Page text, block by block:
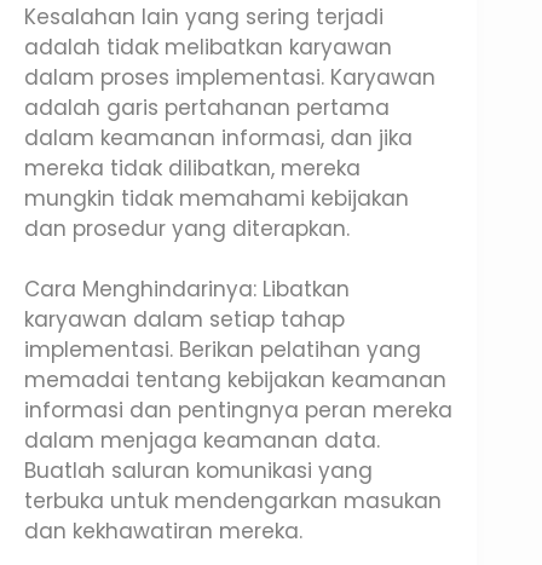
Kesalahan lain yang sering terjadi
adalah tidak melibatkan karyawan
dalam proses implementasi. Karyawan
adalah garis pertahanan pertama
dalam keamanan informasi, dan jika
mereka tidak dilibatkan, mereka
mungkin tidak memahami kebijakan
dan prosedur yang diterapkan.
Cara Menghindarinya: Libatkan
karyawan dalam setiap tahap
implementasi. Berikan pelatihan yang
memadai tentang kebijakan keamanan
informasi dan pentingnya peran mereka
dalam menjaga keamanan data.
Buatlah saluran komunikasi yang
terbuka untuk mendengarkan masukan
dan kekhawatiran mereka.